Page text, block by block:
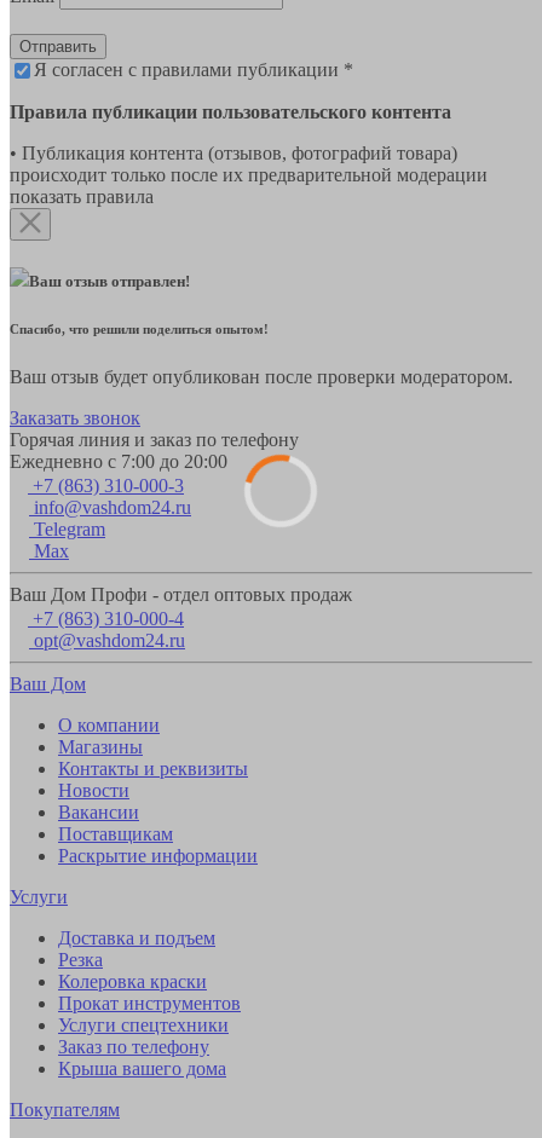
Отправить
Я согласен с правилами публикации *
Правила публикации пользовательского контента
• Публикация контента (отзывов, фотографий товара)
происходит только после их предварительной модерации
показать правила
Ваш отзыв отправлен!
Спасибо, что решили поделиться опытом!
Ваш отзыв будет опубликован после проверки модератором.
Заказать звонок
Горячая линия и заказ по телефону
Ежедневно с 7:00 до 20:00
+7 (863) 310-000-3
info@vashdom24.ru
Telegram
Max
Ваш Дом Профи - отдел оптовых продаж
+7 (863) 310-000-4
opt@vashdom24.ru
Ваш Дом
О компании
Магазины
Контакты и реквизиты
Новости
Вакансии
Поставщикам
Раскрытие информации
Услуги
Доставка и подъем
Резка
Колеровка краски
Прокат инструментов
Услуги спецтехники
Заказ по телефону
Крыша вашего дома
Покупателям